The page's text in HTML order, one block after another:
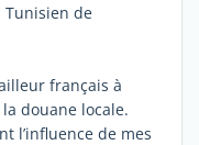
Tunisien de
français à
douane locale.
l’influence de mes